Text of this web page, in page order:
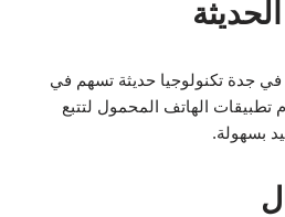
جدة تكنولوجيا حديثة تسهم في
تطبيقات الهاتف المحمول لتتبع
بسهولة.